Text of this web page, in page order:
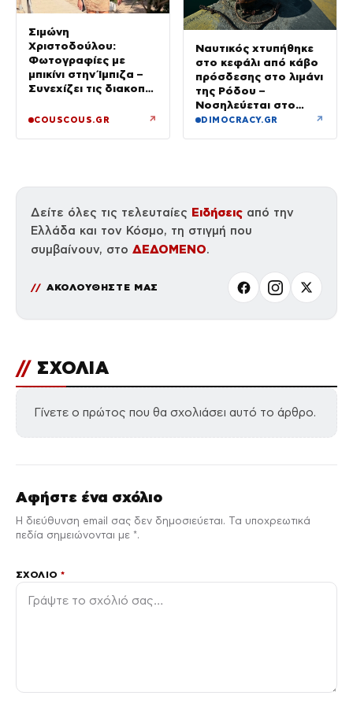
Σιμώνη
Χριστοδούλου:
Φωτογραφίες με
μπικίνι στην Ίμπιζα –
Συνεχίζει τις διακοπές
της, Αντρέα Γεωργίου
COUSCOUS.GR ↗
Ναυτικός χτυπήθηκε
στο κεφάλι από κάβο
πρόσδεσης στο λιμάνι
της Ρόδου –
Νοσηλεύεται στο
νοσοκομείο
DIMOCRACY.GR ↗
Δείτε όλες τις τελευταίες Ειδήσεις από την
Ελλάδα και τον Κόσμο, τη στιγμή που
συμβαίνουν, στο ΔΕΔΟΜΕΝΟ.
ΑΚΟΛΟΥΘΗΣΤΕ ΜΑΣ
// ΣΧΟΛΙΑ
Γίνετε ο πρώτος που θα σχολιάσει αυτό το άρθρο.
Αφήστε ένα σχόλιο
Η διεύθυνση email σας δεν δημοσιεύεται. Τα υποχρεωτικά
πεδία σημειώνονται με *.
ΣΧΌΛΙΟ*